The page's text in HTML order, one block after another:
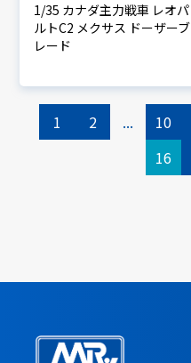
1/35 カナダ主力戦車 レオパ
ルトC2 メクサス ドーザーブ
レード
1 2 ... 10
16